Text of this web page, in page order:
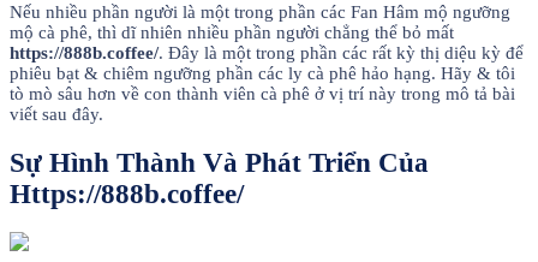
Nếu nhiều phần người là một trong phần các Fan Hâm mộ ngưỡng
mộ cà phê, thì dĩ nhiên nhiều phần người chẳng thể bỏ mất
https://888b.coffee/. Đây là một trong phần các rất kỳ thị diệu kỳ để
phiêu bạt & chiêm ngưỡng phần các ly cà phê hảo hạng. Hãy & tôi
tò mò sâu hơn về con thành viên cà phê ở vị trí này trong mô tả bài
viết sau đây.
Sự Hình Thành Và Phát Triển Của
Https://888b.coffee/